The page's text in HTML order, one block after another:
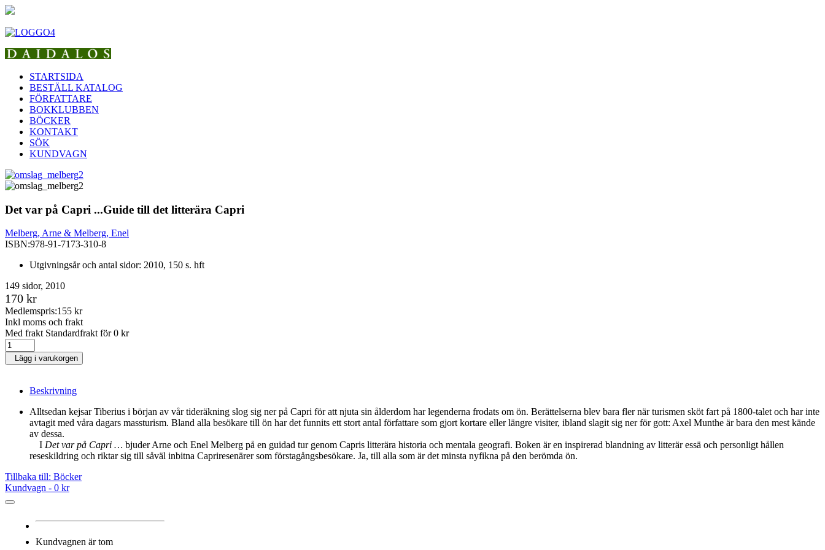
STARTSIDA
BESTÄLL KATALOG
FÖRFATTARE
BOKKLUBBEN
BÖCKER
KONTAKT
SÖK
KUNDVAGN
Det var på Capri ...Guide till det litterära Capri
Melberg, Arne & Melberg, Enel
ISBN:978-91-7173-310-8
Utgivningsår och antal sidor: 2010, 150 s. hft
149 sidor, 2010
170 kr
Medlemspris:155 kr
Inkl moms och frakt
Med frakt Standardfrakt för 0 kr
Lägg i varukorgen
Beskrivning
Alltsedan kejsar Tiberius i början av vår tideräkning slog sig ner på Capri för att njuta sin ålderdom har legenderna frodats om ön. Berättelserna blev bara fler när turismen sköt fart på 1800-talet och har inte
avtagit med våra dagars massturism. Bland alla besökare till ön har det funnits ett stort antal författare som gjort kortare eller längre visiter, ibland slagit sig ner för gott: Axel Munthe är bara den mest kände
av dessa.
I Det var på Capri … bjuder Arne och Enel Melberg på en guidad tur genom Capris litterära historia och mentala geo­grafi. Boken är en inspirerad blandning av litterär essä och personligt hållen
reseskildring och riktar sig till såväl inbitna Capriresenärer som förstagångsbesökare. Ja, till alla som är det minsta nyfikna på den berömda ön.
Tillbaka till: Böcker
Kundvagn - 0 kr
Kundvagnen är tom